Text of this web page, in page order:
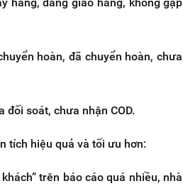
hoàn, đã chuyển hoàn, chưa
đối soát, chưa nhận COD.
tích hiệu quả và tối ưu hơn:
trên báo cáo quá nhiều, nhà